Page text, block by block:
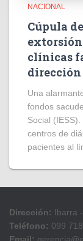
NACIONAL
Cúpula
clínicas
dirección
​Una
fondos
Social
centros de
pacientes al
Dirección: Ibarra
Teléfono: 099